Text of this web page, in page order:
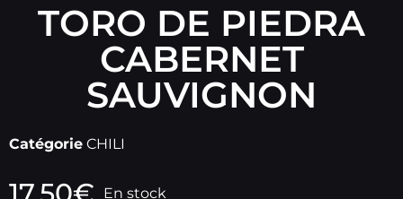
TORO DE PIEDRA
CABERNET
SAUVIGNON
Catégorie CHILI
En stock